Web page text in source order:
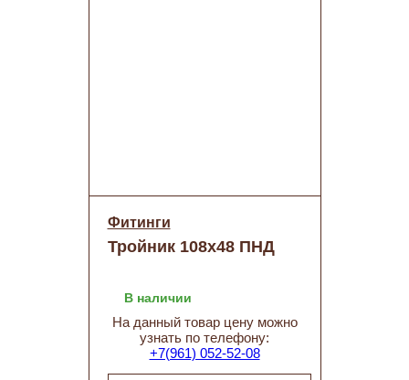
Фитинги
Тройник 108х48 ПНД
В наличии
На данный товар цену можно
узнать по телефону:
+7(961) 052-52-08